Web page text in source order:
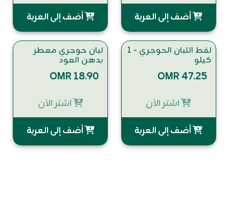
أضف إلى العربة أضف إلى العربة
لقط اللبان الحوجري - 1
كيلو
OMR 47.25
اشتر الآن
أضف إلى العربة
لبان حوجري معطر
بدهن العود
OMR 18.90
اشتر الآن
أضف إلى العربة